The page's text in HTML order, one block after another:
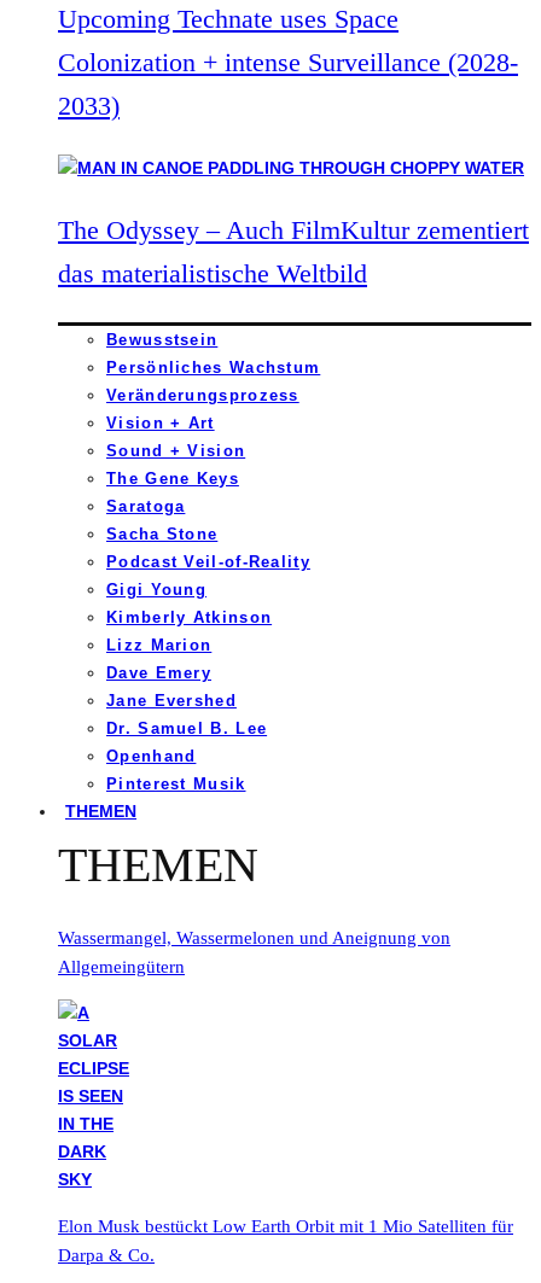
Upcoming Technate uses Space
Colonization + intense Surveillance (2028-
2033)
The Odyssey – Auch FilmKultur zementiert
das materialistische Weltbild
Bewusstsein
Persönliches Wachstum
Veränderungsprozess
Vision + Art
Sound + Vision
The Gene Keys
Saratoga
Sacha Stone
Podcast Veil-of-Reality
Gigi Young
Kimberly Atkinson
Lizz Marion
Dave Emery
Jane Evershed
Dr. Samuel B. Lee
Openhand
Pinterest Musik
THEMEN
THEMEN
Wassermangel, Wassermelonen und Aneignung von
Allgemeingütern
Elon Musk bestückt Low Earth Orbit mit 1 Mio Satelliten für
Darpa & Co.